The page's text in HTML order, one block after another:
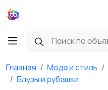
Главная Мода и стиль
Блузы и рубашки